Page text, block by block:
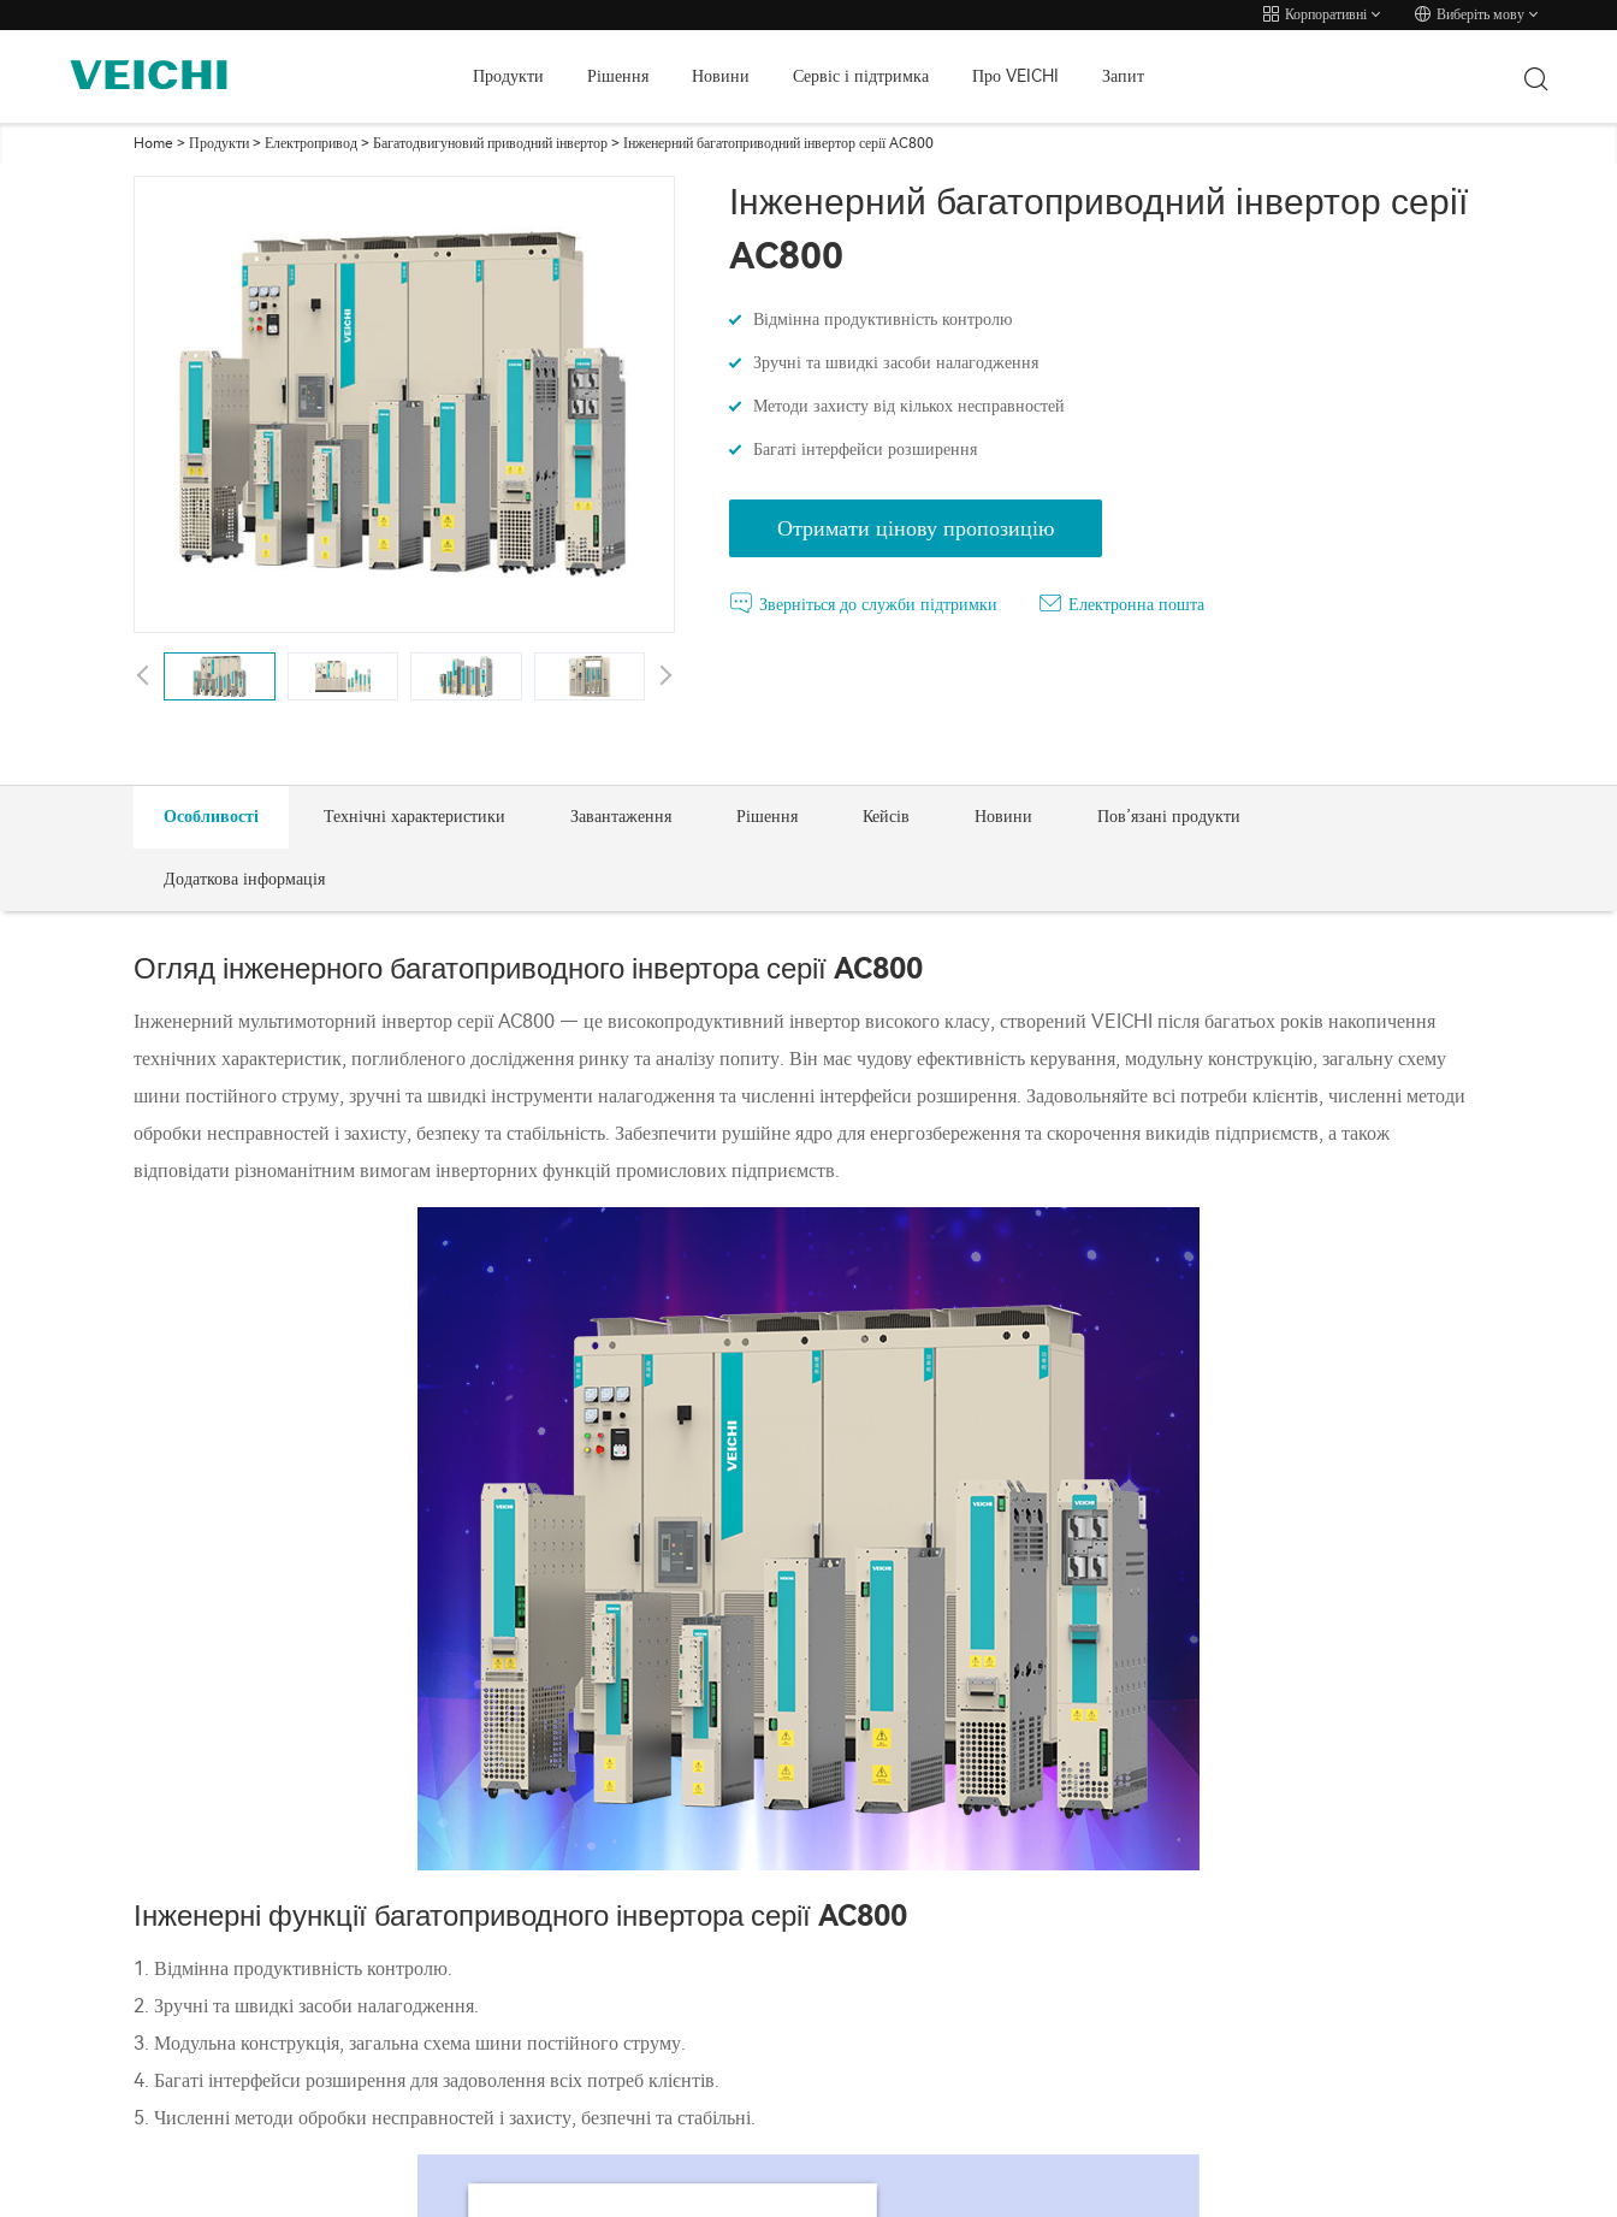
Корпоративні Виберіть мову
Продукти Рішення Новини Сервіс і підтримка Про VEICHI Запит
Home >Продукти >Електропривод >Багатодвигуновий приводний інвертор > Інженерний багатоприводний інвертор серії AC800
Інженерний багатоприводний інвертор серії
AC800
Відмінна продуктивність контролю
Зручні та швидкі засоби налагодження
Методи захисту від кількох несправностей
Багаті інтерфейси розширення
Отримати цінову пропозицію
Зверніться до служби підтримки Електронна пошта
Особливості Технічні характеристики Завантаження Рішення Кейсів Новини Пов’язані продукти
Додаткова інформація
Огляд інженерного багатоприводного інвертора серії AC800
Інженерний мультимоторний інвертор серії AC800 — це високопродуктивний інвертор високого класу, створений VEICHI після багатьох років накопичення
технічних характеристик, поглибленого дослідження ринку та аналізу попиту. Він має чудову ефективність керування, модульну конструкцію, загальну схему
шини постійного струму, зручні та швидкі інструменти налагодження та численні інтерфейси розширення. Задовольняйте всі потреби клієнтів, численні методи
обробки несправностей і захисту, безпеку та стабільність. Забезпечити рушійне ядро ​​для енергозбереження та скорочення викидів підприємств, а також
відповідати різноманітним вимогам інверторних функцій промислових підприємств.
Інженерні функції багатоприводного інвертора серії AC800
1. Відмінна продуктивність контролю.
2. Зручні та швидкі засоби налагодження.
3. Модульна конструкція, загальна схема шини постійного струму.
4. Багаті інтерфейси розширення для задоволення всіх потреб клієнтів.
5. Численні методи обробки несправностей і захисту, безпечні та стабільні.